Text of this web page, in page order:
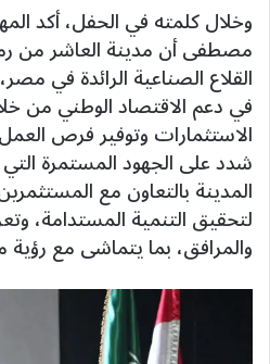
وخلال كلمته في الحفل، أكد
مصطفى أن مدينة العاشر من
القلاع الصناعية الرائدة في
في دعم الاقتصاد الوطني من
الاستثمارات وتوفير فرص
شدد على الجهود المستمرة التي
المدينة بالتعاون مع
لتحقيق التنمية المستدامة،
والمرافق، بما يتماشى مع رؤية مصر